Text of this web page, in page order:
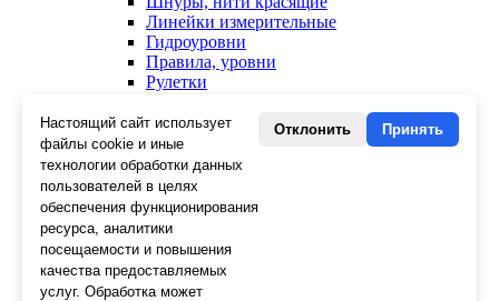
Линейки измерительные
Гидроуровни
Правила, уровни
Рулетки
Ещё 1
Крепежный инструмент
Скобы для степлера
Крюки для вязки
Гвозди для степлера
Заклепочники
Настоящий сайт использует
файлы cookie и иные
технологии обработки данных
пользователей в целях
обеспечения функционирования
ресурса, аналитики
посещаемости и повышения
качества предоставляемых
услуг. Обработка может
Отклонить Принять